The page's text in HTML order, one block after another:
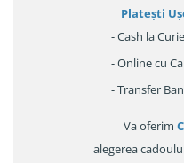
Platești
- Cash la
- Online cu
- Transfer
Va oferim
alegerea